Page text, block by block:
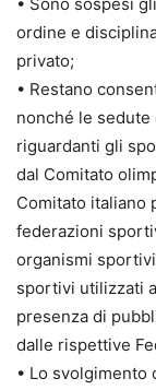
• Sono sospesi
ordine e
privato;
• Restano
nonché le
riguardanti gli
dal Comitato
Comitato italiano
federazioni
organismi
sportivi utilizzati
presenza di
dalle rispettive
• Lo